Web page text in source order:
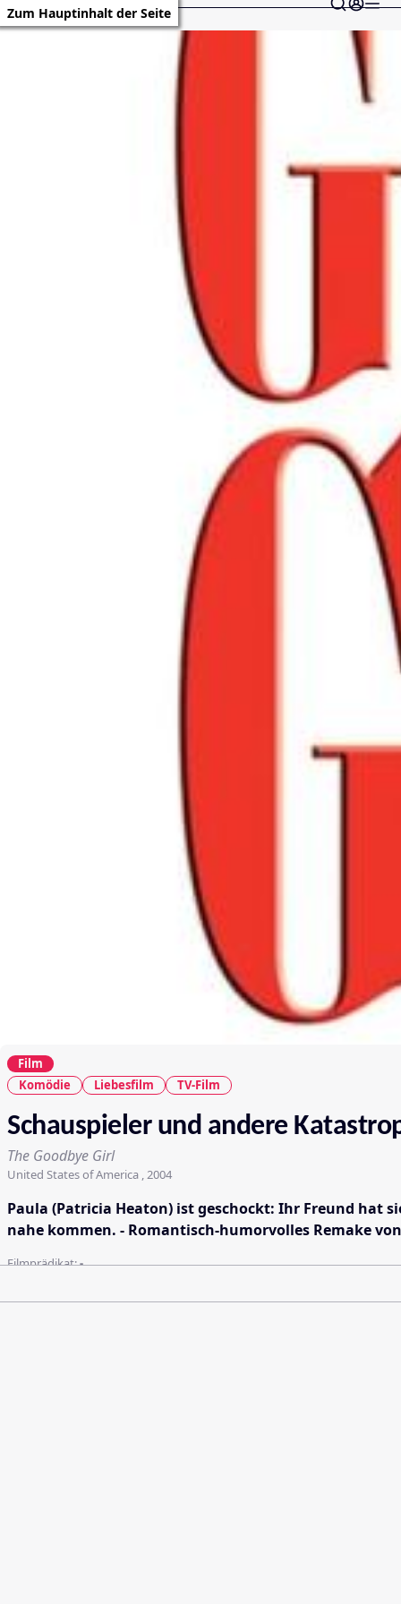
Zum Hauptinhalt der Seite
Film
Komödie
Liebesfilm TV-Film
Schauspieler und andere
The Goodbye Girl
United States of America , 2004
Paula (Patricia Heaton) ist geschockt: Ihr Freund hat
nahe kommen. - Romantisch-humorvolles Remake
Filmprädikat:-